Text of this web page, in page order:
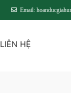
Email:
LIÊN HỆ